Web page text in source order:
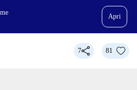
Apri
7 81